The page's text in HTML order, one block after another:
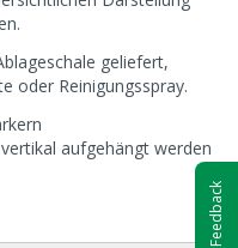
geliefert,
oder Reinigungsspray.
aufgehängt werden
Feedback